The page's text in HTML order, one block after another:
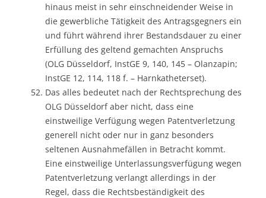
hinaus meist in sehr einschneidender Weise in
die gewerbliche Tätigkeit des Antragsgegners ein
und führt während ihrer Bestandsdauer zu einer
Erfüllung des geltend gemachten Anspruchs
(OLG Düsseldorf, InstGE 9, 140, 145 – Olanzapin;
InstGE 12, 114, 118 f. – Harnkatheterset).
Das alles bedeutet nach der Rechtsprechung des
OLG Düsseldorf aber nicht, dass eine
einstweilige Verfügung wegen Patentverletzung
generell nicht oder nur in ganz besonders
seltenen Ausnahmefällen in Betracht kommt.
Eine einstweilige Unterlassungsverfügung wegen
Patentverletzung verlangt allerdings in der
Regel, dass die Rechtsbeständigkeit des